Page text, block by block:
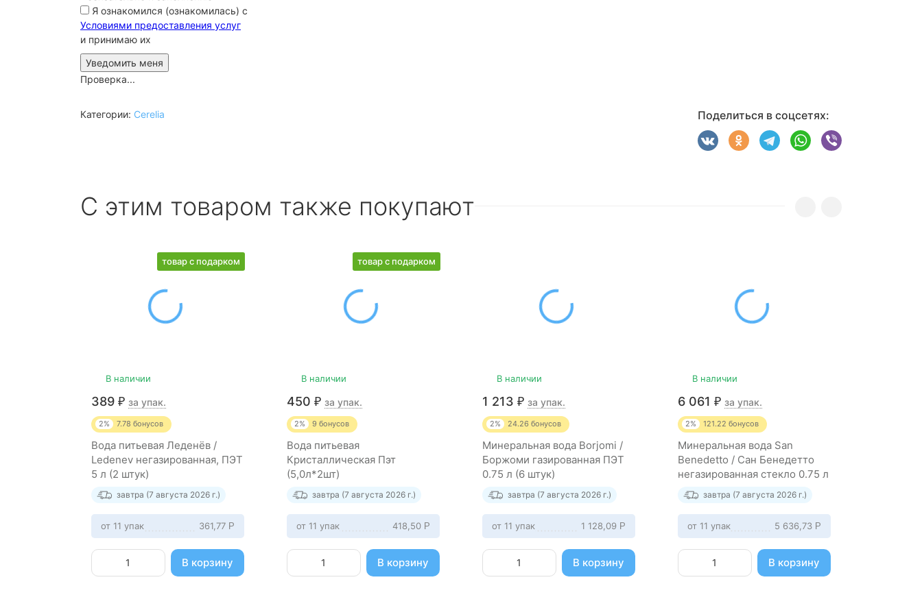
Я ознакомился (ознакомилась) с
Условиями предоставления услуг
и принимаю их
Проверка...
Категории: Cerelia Поделиться в соцсетях:
С этим товаром также покупают
товар с подарком
В наличии
389 ₽ за упак.
2% 7.78 бонусов
Вода питьевая Леденёв /
Ledenev негазированная, ПЭТ
5 л (2 штук)
завтра (7 августа 2026 г.)
от 11 упак 361,77 Р
В корзину
товар с подарком
В наличии
450 ₽ за упак.
2% 9 бонусов
Вода питьевая
Кристаллическая Пэт
(5,0л*2шт)
завтра (7 августа 2026 г.)
от 11 упак 418,50 Р
В корзину
В наличии
1 213 ₽ за упак.
2% 24.26 бонусов
Минеральная вода Borjomi /
Боржоми газированная ПЭТ
0.75 л (6 штук)
завтра (7 августа 2026 г.)
от 11 упак 1 128,09 Р
В корзину
В наличии
6 061 ₽ за упак.
2% 121.22 бонусов
Минеральная вода San
Benedetto / Сан Бенедетто
негазированная стекло 0.75 л
(12 штук)завтра (7 августа 2026 г.)
от 11 упак 5 636,73 Р
В корзину